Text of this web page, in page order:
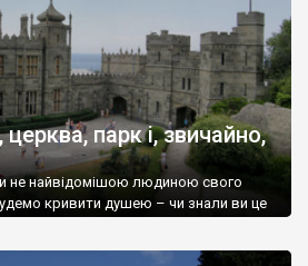
парк і, звичайно,
не найвідомішою людиною свого
кривити душею – чи знали ви це